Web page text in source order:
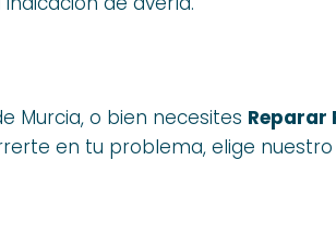
Murcia, o bien necesites Reparar
en tu problema, elige